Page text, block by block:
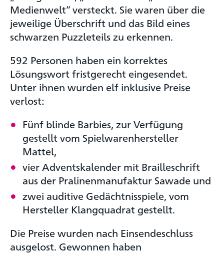
Medienwelt“ versteckt. Sie waren über die
jeweilige Überschrift und das Bild eines
schwarzen Puzzleteils zu erkennen.
592 Personen haben ein korrektes
Lösungswort fristgerecht eingesendet.
Unter ihnen wurden elf inklusive Preise
verlost:
Fünf blinde Barbies, zur Verfügung
gestellt vom Spielwarenhersteller
Mattel,
vier Adventskalender mit Brailleschrift
aus der Pralinenmanufaktur Sawade und
zwei auditive Gedächtnisspiele, vom
Hersteller Klangquadrat gestellt.
Die Preise wurden nach Einsendeschluss
ausgelost. Gewonnen haben